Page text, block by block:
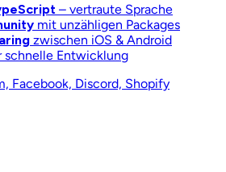
– vertraute Sprache
mit unzähligen Packages
zwischen iOS & Android
schnelle Entwicklung
Facebook, Discord, Shopify